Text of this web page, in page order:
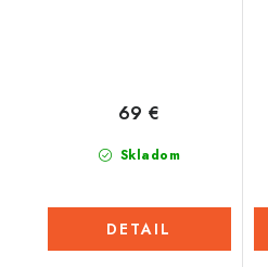
Skladom
69 €
DETAIL